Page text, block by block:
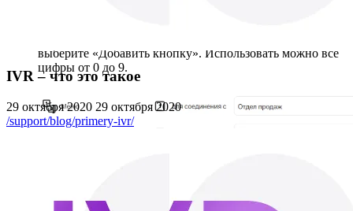
выберите «Добавить кнопку». Использовать можно все
цифры от 0 до 9.
IVR – что это такое
29 октября 2020 29 октября 2020
/support/blog/primery-ivr/